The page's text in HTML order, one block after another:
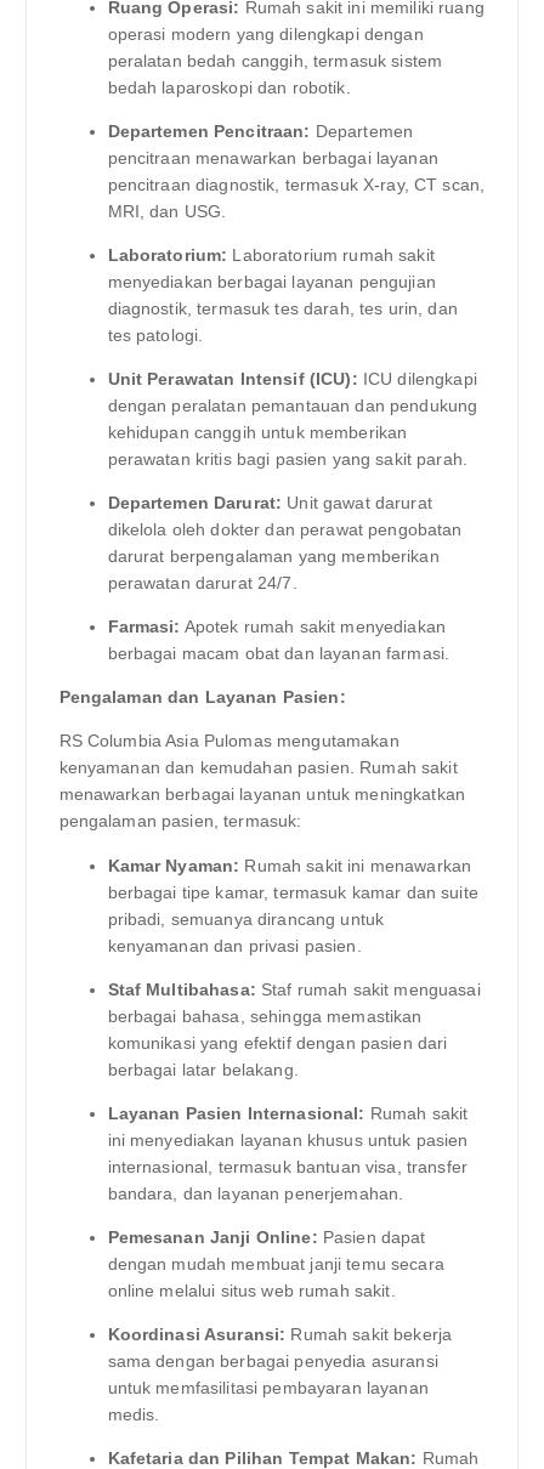
Ruang Operasi: Rumah sakit ini memiliki ruang
operasi modern yang dilengkapi dengan
peralatan bedah canggih, termasuk sistem
bedah laparoskopi dan robotik.
Departemen Pencitraan: Departemen
pencitraan menawarkan berbagai layanan
pencitraan diagnostik, termasuk X-ray, CT scan,
MRI, dan USG.
Laboratorium: Laboratorium rumah sakit
menyediakan berbagai layanan pengujian
diagnostik, termasuk tes darah, tes urin, dan
tes patologi.
Unit Perawatan Intensif (ICU): ICU dilengkapi
dengan peralatan pemantauan dan pendukung
kehidupan canggih untuk memberikan
perawatan kritis bagi pasien yang sakit parah.
Departemen Darurat: Unit gawat darurat
dikelola oleh dokter dan perawat pengobatan
darurat berpengalaman yang memberikan
perawatan darurat 24/7.
Farmasi: Apotek rumah sakit menyediakan
berbagai macam obat dan layanan farmasi.
Pengalaman dan Layanan Pasien:
RS Columbia Asia Pulomas mengutamakan
kenyamanan dan kemudahan pasien. Rumah sakit
menawarkan berbagai layanan untuk meningkatkan
pengalaman pasien, termasuk:
Kamar Nyaman: Rumah sakit ini menawarkan
berbagai tipe kamar, termasuk kamar dan suite
pribadi, semuanya dirancang untuk
kenyamanan dan privasi pasien.
Staf Multibahasa: Staf rumah sakit menguasai
berbagai bahasa, sehingga memastikan
komunikasi yang efektif dengan pasien dari
berbagai latar belakang.
Layanan Pasien Internasional: Rumah sakit
ini menyediakan layanan khusus untuk pasien
internasional, termasuk bantuan visa, transfer
bandara, dan layanan penerjemahan.
Pemesanan Janji Online: Pasien dapat
dengan mudah membuat janji temu secara
online melalui situs web rumah sakit.
Koordinasi Asuransi: Rumah sakit bekerja
sama dengan berbagai penyedia asuransi
untuk memfasilitasi pembayaran layanan
medis.
Kafetaria dan Pilihan Tempat Makan: Rumah